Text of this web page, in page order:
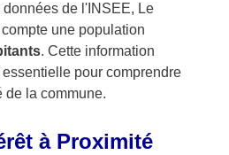
de l'INSEE, Le
une population
. Cette information
pour comprendre
de la commune.
à Proximité